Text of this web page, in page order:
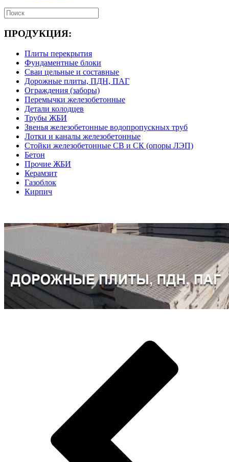
ПРОДУКЦИЯ:
Плиты перекрытия
Фундаментные блоки
Сваи цельные и составные
Дорожные плиты, ПДН, ПАГ
Ограждения (заборы)
Перемычки железобетонные
Детали колодцев
Трубы ЖБИ
Звенья железобетонные водопропускных труб
Лотки и каналы железобетонные
Стойки железобетонные СВ и СК (опоры ЛЭП)
Бетон
Прочие ЖБИ
Керамзит
Газоблок
Кирпич